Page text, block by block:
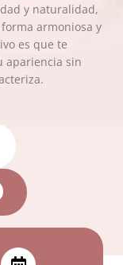
y naturalidad,
armoniosa y
es que te
apariencia sin